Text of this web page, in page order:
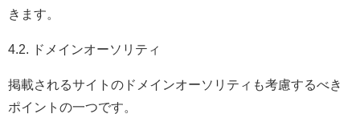
きます。
4.2. ドメインオーソリティ
掲載されるサイトのドメインオーソリティも考慮するべき
ポイントの一つです。